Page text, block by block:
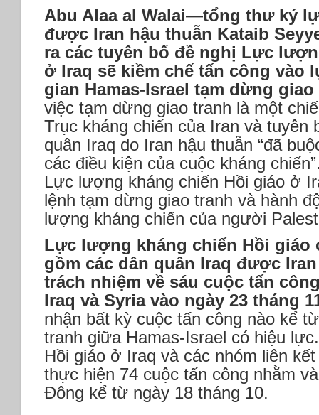
Abu Alaa al Walai—tổng thư ký
được Iran hậu thuẫn Kataib
ra các tuyên bố đề nghị Lực
ở Iraq sẽ kiềm chế tấn công
gian Hamas-Israel tạm dừng
việc tạm dừng giao tranh là một
Trục kháng chiến của Iran và
quân Iraq do Iran hậu thuẫn “đã
các điều kiện của cuộc kháng
Lực lượng kháng chiến Hồi giáo ở
lệnh tạm dừng giao tranh và hành
lượng kháng chiến của người
Lực lượng kháng chiến Hồi
gồm các dân quân Iraq được
trách nhiệm về sáu cuộc tấn
Iraq và Syria vào ngày 23 tháng
nhận bất kỳ cuộc tấn công nào kể
tranh giữa Hamas-Israel có hiệu
Hồi giáo ở Iraq và các nhóm liên
thực hiện 74 cuộc tấn công nhằm
Đông kể từ ngày 18 tháng 10.